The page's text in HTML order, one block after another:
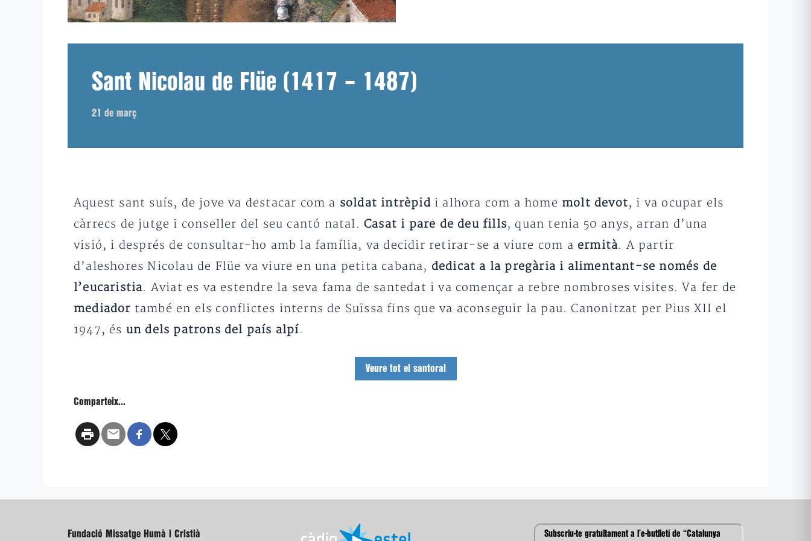
Sant Nicolau de Flüe (1417 – 1487)
21 de març
Aquest sant suís, de jove va destacar com a soldat intrèpidi alhora com a home molt devot, i va ocupar els
càrrecs de jutge i conseller del seu cantó natal.Casat i pare de deu fills, quan tenia 50 anys, arran d’una
visió, i després de consultar-ho amb la família, va decidir retirar-se a viure com a ermità. A partir
d’aleshores Nicolau de Flüe va viure en una petita cabana, dedicat a la pregària i alimentant-se només de
l’eucaristia. Aviat es va estendre la seva fama de santedat i va començar a rebre nombroses visites. Va fer de
mediador també en els conflictes interns de Suïssa fins que va aconseguir la pau. Canonitzat per Pius XII el
1947, és un dels patrons del país alpí.
Veure tot el santoral
Comparteix...
Fundació Missatge Humà i Cristià Subscriu-te gratuïtament a l’e-butlletí de “Catalunya